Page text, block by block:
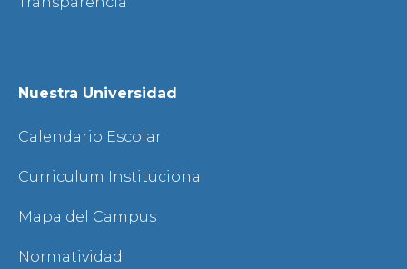
Nuestra Universidad
Calendario Escolar
Curriculum Institucional
Mapa del Campus
Normatividad